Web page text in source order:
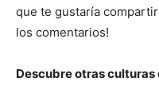
que te gustaría
los comentarios!
Descubre otras culturas